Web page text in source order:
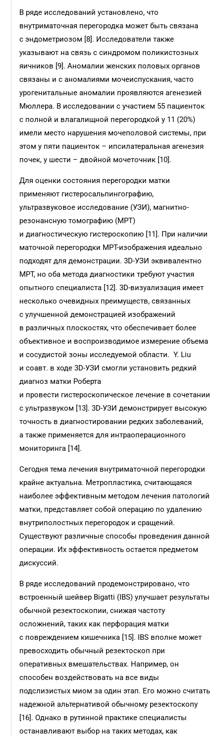
В ряде исследований установлено, что
внутриматочная перегородка может быть связана
с эндометриозом [8]. Исследователи также
указывают на связь с синдромом поликистозных
яичников [9]. Аномалии женских половых органов
связаны и с аномалиями мочеиспускания, часто
урогенитальные аномалии проявляются агенезией
Мюллера. В исследовании с участием 55 пациенток
с полной и влагалищной перегородкой у 11 (20%)
имели место нарушения мочеполовой системы, при
этом у пяти пациенток – ипсилатеральная агенезия
почек, у шести – двойной мочеточник [10].
Для оценки состояния перегородки матки
применяют гистеросальпингографию,
ультразвуковое исследование (УЗИ), магнитно-
резонансную томографию (МРТ)
и диагностическую гистероскопию [11]. При наличии
маточной перегородки МРТ-изображения идеально
подходят для демонстрации. 3D-УЗИ эквивалентно
МРТ, но оба метода диагностики требуют участия
опытного специалиста [12]. 3D-визуализация имеет
несколько очевидных преимуществ, связанных
с улучшенной демонстрацией изображений
в различных плоскостях, что обеспечивает более
объективное и воспроизводимое измерение объ­ема
и сосудистой зоны исследуемой области. Y. Liu
и соавт. в ходе 3D-УЗИ смогли установить редкий
диагноз матки Роберта
и провести гистероскопическое лечение в сочетании
с ультразвуком [13]. 3D-УЗИ демонстрирует высокую
точность в диагностировании редких заболеваний,
а также применяется для интраоперационного
мониторинга [14].
Сегодня тема лечения внутриматочной перегородки
крайне актуальна. Метропластика, считающаяся
наиболее эффективным методом лечения патологий
матки, представляет собой операцию по удалению
внутриполостных перегородок и сращений.
Существуют различные способы проведения данной
операции. Их эффективность остается предметом
дискуссий.
В ряде исследований продемонстрировано, что
встроенный шейвер Bigatti (IBS) улучшает результаты
обычной резектоскопии, снижая частоту
осложнений, таких как перфорация матки
с повреждением кишечника [15]. IBS вполне может
превосходить обычный резектоскоп при
оперативных вмешательствах. Например, он
способен воздействовать на все виды
подслизистых миом за один этап. Его можно считать
надежной альтернативой обычному резектоскопу
[16]. Однако в рутинной практике специалисты
останавливают выбор на таких методах, как